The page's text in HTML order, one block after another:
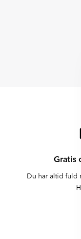
Gratis
Du har altid fuld